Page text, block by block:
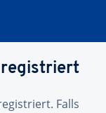
registriert
Falls